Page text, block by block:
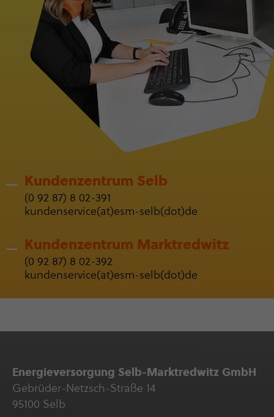
Kunden­zen­trum Selb
(0 92 87) 8 02-391
kun­den­ser­vice(at)esm-selb(dot)de
Kunden­zen­trum Markt­red­witz
(0 92 87) 8 02-392
kun­den­ser­vice(at)esm-selb(dot)de
Ener­gie­ver­sor­gung Selb-Marktredwitz GmbH
Gebrüder-Netzsch-Straße 14
95100 Selb